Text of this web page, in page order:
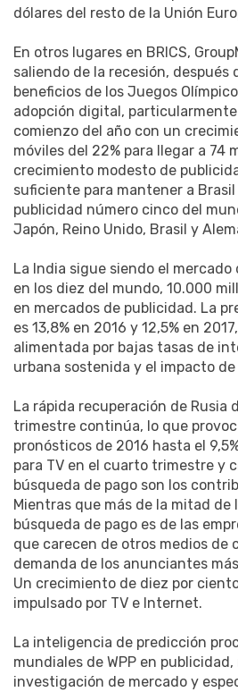
dólares del resto de la Unión
En otros lugares en BRICS,
saliendo de la recesión, después
beneficios de los Juegos
adopción digital, particularmente
comienzo del año con un
móviles del 22% para llegar a 74
crecimiento modesto de
suficiente para mantener a
publicidad número cinco del
Japón, Reino Unido, Brasil y
La India sigue siendo el
en los diez del mundo, 10.000
en mercados de publicidad. La
es 13,8% en 2016 y 12,5% en
alimentada por bajas tasas de
urbana sostenida y el impacto
La rápida recuperación de Rusia
trimestre continúa, lo que
pronósticos de 2016 hasta el
para TV en el cuarto trimestre y
búsqueda de pago son los
Mientras que más de la mitad de
búsqueda de pago es de las
que carecen de otros medios de
demanda de los anunciantes
Un crecimiento de diez por
impulsado por TV e Internet.
La inteligencia de predicción
mundiales de WPP en
investigación de mercado y